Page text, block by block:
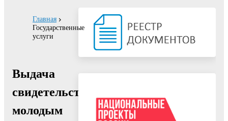
Главная
Государственные
услуги
Выдача
свидетельств
молодым